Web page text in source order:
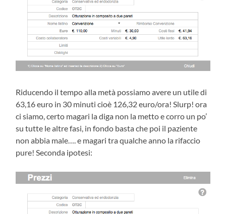
Riducendo il tempo alla metà possiamo avere un utile di
63,16 euro in 30 minuti cioè 126,32 euro/ora! Slurp! ora
ci siamo, certo magari la diga non la metto e corro un po’
su tutte le altre fasi, in fondo basta che poi il paziente
non abbia male…. e magari tra qualche anno la rifaccio
pure! Seconda ipotesi: